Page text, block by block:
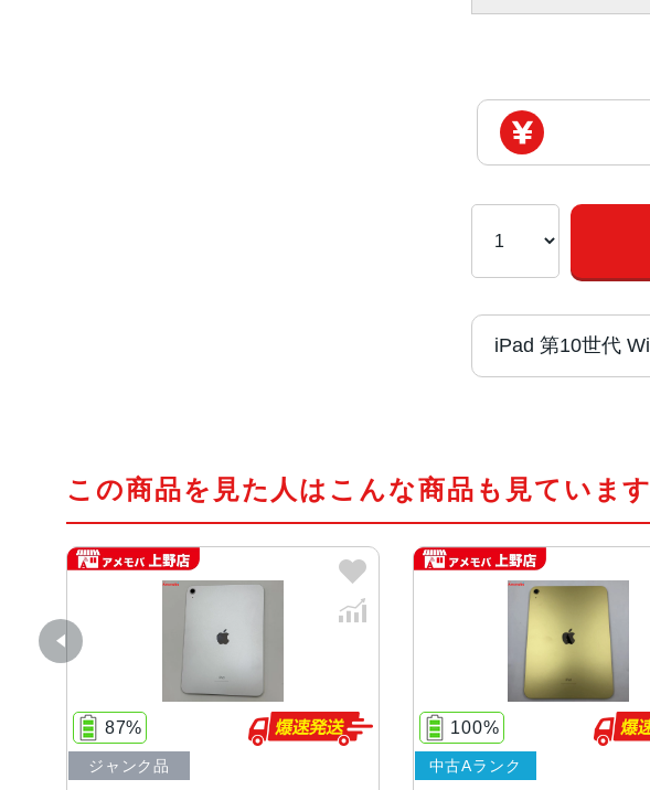
容量
サイズ
この商品を見た人はこんな商品も見ています
87%
ジャンク品
100%
中古Aランク